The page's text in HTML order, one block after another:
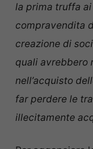
la prima truffa
compravendita
creazione di
quali avrebbero
nell’acquisto
far perdere le
illecitamente